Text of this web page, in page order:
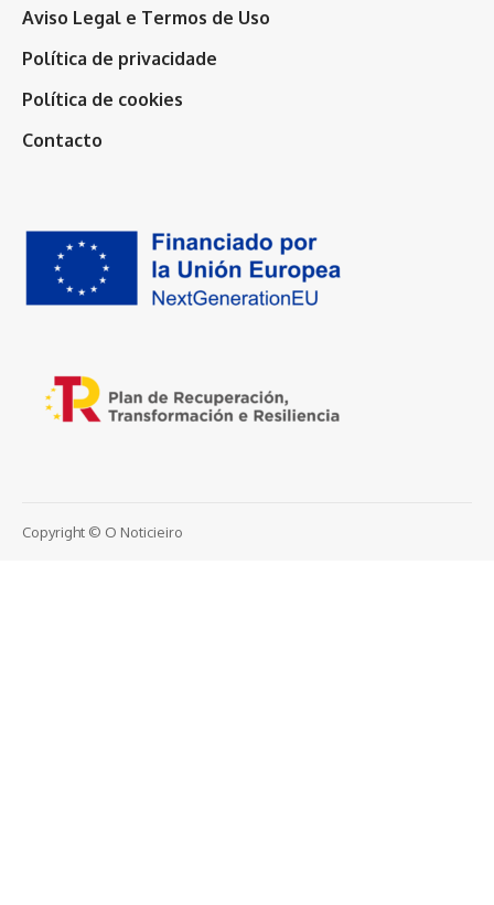
Aviso Legal e Termos de Uso
Política de privacidade
Política de cookies
Contacto
Copyright © O Noticieiro